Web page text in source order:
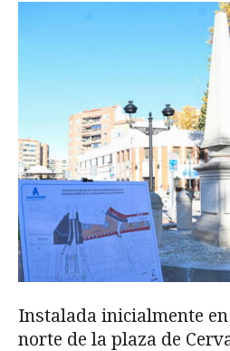
Instalada inicialmente
norte de la plaza de